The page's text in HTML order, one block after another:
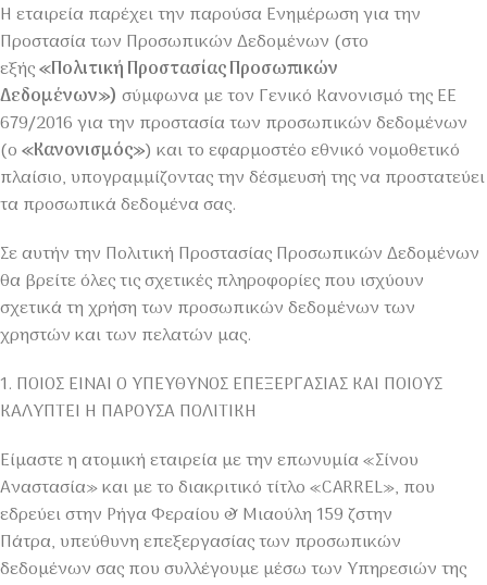
Η εταιρεία παρέχει την παρούσα Ενημέρωση για την
Προστασία των Προσωπικών Δεδομένων (στο
εξής«Πολιτική Προστασίας Προσωπικών
Δεδομένων») σύμφωνα με τον Γενικό Κανονισμό της ΕΕ
679/2016 για την προστασία των προσωπικών δεδομένων
(ο«Κανονισμός») και το εφαρμοστέο εθνικό νομοθετικό
πλαίσιο, υπογραμμίζοντας την δέσμευσή της να προστατεύει
τα προσωπικά δεδομένα σας.
Σε αυτήν την Πολιτική Προστασίας Προσωπικών Δεδομένων
θα βρείτε όλες τις σχετικές πληροφορίες που ισχύουν
σχετικά τη χρήση των προσωπικών δεδομένων των
χρηστών και των πελατών μας.
1. ΠΟΙΟΣ ΕΙΝΑΙ Ο ΥΠΕΥΘΥΝΟΣ ΕΠΕΞΕΡΓΑΣΙΑΣ ΚΑΙ ΠΟΙΟΥΣ
ΚΑΛΥΠΤΕΙ Η ΠΑΡΟΥΣΑ ΠΟΛΙΤΙΚΗ
Είμαστε η ατομική εταιρεία με την επωνυμία «Σίνου
Αναστασία» και με το διακριτικό τίτλο «CARREL», που
εδρεύει στην Ρήγα Φεραίου & Μιαούλη 159 ζστην
Πάτρα, υπεύθυνη επεξεργασίας των προσωπικών
δεδομένων σας που συλλέγουμε μέσω των Υπηρεσιών της